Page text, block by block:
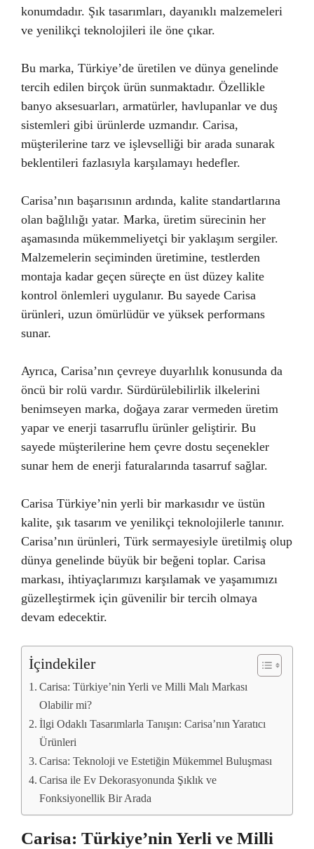
konumdadır. Şık tasarımları, dayanıklı malzemeleri
ve yenilikçi teknolojileri ile öne çıkar.
Bu marka, Türkiye’de üretilen ve dünya genelinde
tercih edilen birçok ürün sunmaktadır. Özellikle
banyo aksesuarları, armatürler, havlupanlar ve duş
sistemleri gibi ürünlerde uzmandır. Carisa,
müşterilerine tarz ve işlevselliği bir arada sunarak
beklentileri fazlasıyla karşılamayı hedefler.
Carisa’nın başarısının ardında, kalite standartlarına
olan bağlılığı yatar. Marka, üretim sürecinin her
aşamasında mükemmeliyetçi bir yaklaşım sergiler.
Malzemelerin seçiminden üretimine, testlerden
montaja kadar geçen süreçte en üst düzey kalite
kontrol önlemleri uygulanır. Bu sayede Carisa
ürünleri, uzun ömürlüdür ve yüksek performans
sunar.
Ayrıca, Carisa’nın çevreye duyarlılık konusunda da
öncü bir rolü vardır. Sürdürülebilirlik ilkelerini
benimseyen marka, doğaya zarar vermeden üretim
yapar ve enerji tasarruflu ürünler geliştirir. Bu
sayede müşterilerine hem çevre dostu seçenekler
sunar hem de enerji faturalarında tasarruf sağlar.
Carisa Türkiye’nin yerli bir markasıdır ve üstün
kalite, şık tasarım ve yenilikçi teknolojilerle tanınır.
Carisa’nın ürünleri, Türk sermayesiyle üretilmiş olup
dünya genelinde büyük bir beğeni toplar. Carisa
markası, ihtiyaçlarımızı karşılamak ve yaşamımızı
güzelleştirmek için güvenilir bir tercih olmaya
devam edecektir.
İçindekiler
Carisa: Türkiye’nin Yerli ve Milli Malı Markası
Olabilir mi?
İlgi Odaklı Tasarımlarla Tanışın: Carisa’nın Yaratıcı
Ürünleri
Carisa: Teknoloji ve Estetiğin Mükemmel Buluşması
Carisa ile Ev Dekorasyonunda Şıklık ve
Fonksiyonellik Bir Arada
Carisa: Türkiye’nin Yerli ve Milli